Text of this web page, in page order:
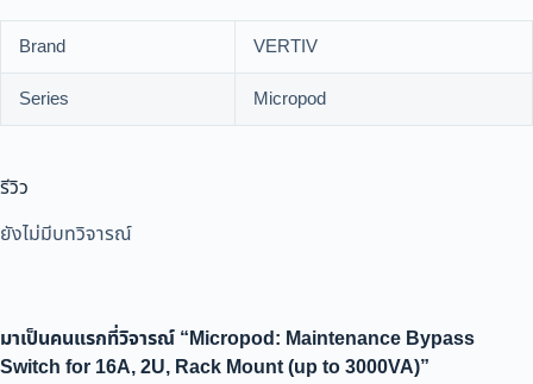
Brand
VERTIV
Series
Micropod
รีวิว
ยังไม่มีบทวิจารณ์
มาเป็นคนแรกที่วิจารณ์ “Micropod: Maintenance Bypass
Switch for 16A, 2U, Rack Mount (up to 3000VA)”